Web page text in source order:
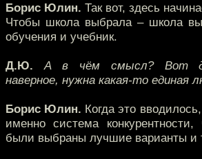
Борис Юлин. Так вот, здесь
Чтобы школа выбрала – школа
обучения и учебник.
Д.Ю. А в чём смысл? Вот
наверное, нужна какая-то единая
Борис Юлин. Когда это
именно система конкурентности,
были выбраны лучшие варианты и